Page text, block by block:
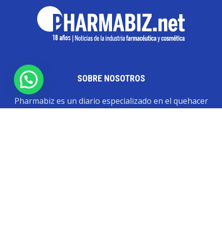
SOBRE NOSOTROS
Pharmabiz es un diario especializado en el quehacer
de la industria farmacéutica y cosmética. Investiga y